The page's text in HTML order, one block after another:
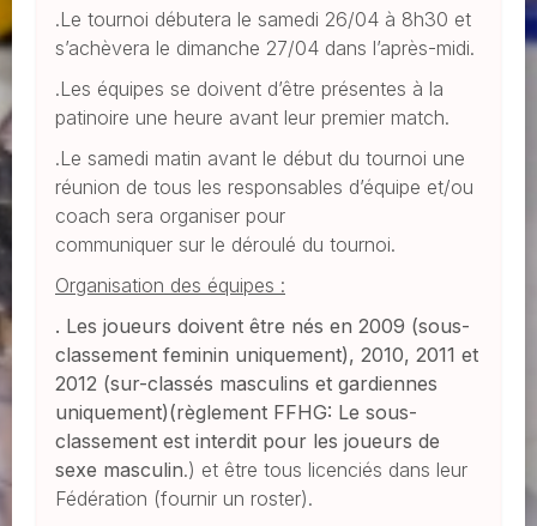
.Le tournoi débutera le samedi 26/04 à 8h30 et
s’achèvera le dimanche 27/04 dans l’après-midi.
.Les équipes se doivent d’être présentes à la
patinoire une heure avant leur premier match.
.Le samedi matin avant le début du tournoi une
réunion de tous les responsables d’équipe et/ou
coach sera organiser pour
communiquer sur le déroulé du tournoi.
Organisation des équipes :
. Les joueurs doivent être nés en 2009 (sous-
classement feminin uniquement), 2010, 2011 et
2012 (sur-classés masculins et gardiennes
uniquement)(règlement FFHG: Le sous-
classement est interdit pour les joueurs de
sexe masculin.) et être tous licenciés dans leur
Fédération (fournir un roster).